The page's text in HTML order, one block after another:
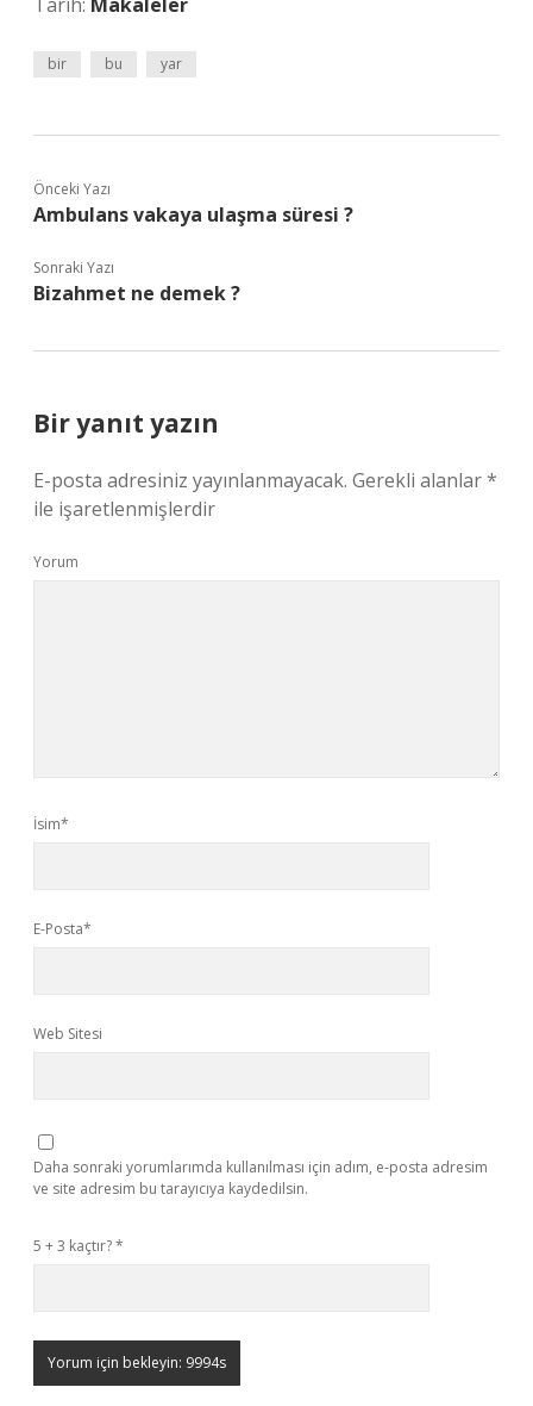
bir bu yar
Önceki Yazı
Ambulans vakaya ulaşma süresi ?
Sonraki Yazı
Bizahmet ne demek ?
Bir yanıt yazın
E-posta adresiniz yayınlanmayacak. Gerekli alanlar*
ile işaretlenmişlerdir
Yorum
İsim*
E-Posta*
Web Sitesi
Daha sonraki yorumlarımda kullanılması için adım, e-posta adresim
ve site adresim bu tarayıcıya kaydedilsin.
5 + 3 kaçtır?*